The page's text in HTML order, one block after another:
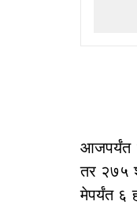
आजपर्यंत
तर २७५
मेपर्यंत